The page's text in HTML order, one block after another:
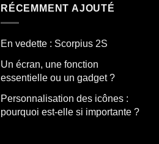
RÉCEMMENT AJOUTÉ
En vedette : Scorpius 2S
Un écran, une fonction
essentielle ou un gadget ?
Personnalisation des icônes :
pourquoi est-elle si importante ?